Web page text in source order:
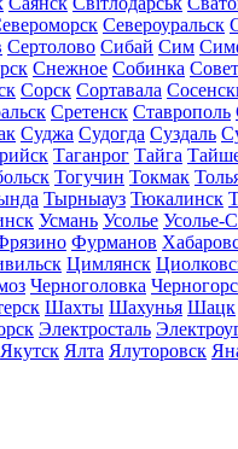
Североуральск
Сертолово Сибай Сим
Снежное Собинка
Сорск Сортавала
Сретенск Ставрополь
Суджа Судогда Суздаль
Таганрог Тайга
Тогучин Токмак
Тырныауз Тюкалинск
Усмань Усолье Усолье-
Фурманов
Цимлянск
Черноголовка
Шахты Шахунья Шацк
Электросталь
Якутск Ялта Ялуторовск